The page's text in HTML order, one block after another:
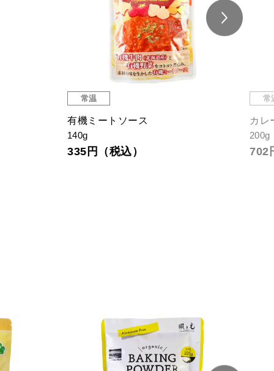
常温
有機ミートソース
140g
335円（税込）
常
カ
200g
702